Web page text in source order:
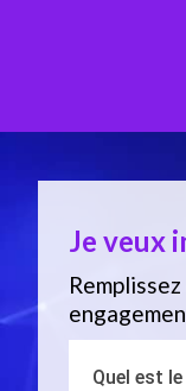
Je veux
Quel est